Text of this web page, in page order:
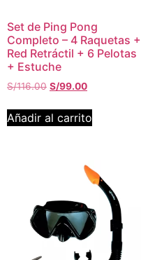
Set de Ping Pong
Completo – 4 Raquetas +
Red Retráctil + 6 Pelotas
+ Estuche
S/116.00 S/99.00
Añadir al carrito